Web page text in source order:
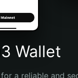
Wallet
a reliable and